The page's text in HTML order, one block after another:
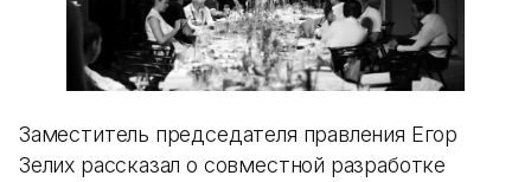
Заместитель председателя правления Егор
Зелих рассказал о совместной разработке